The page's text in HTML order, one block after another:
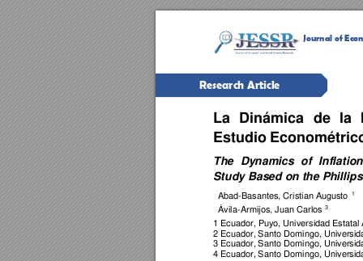
Journal of
La Dinámica de la
Estudio
The Dynamics of Inf
Study Based on the Philli
Abad-Basantes, Cristian Augusto 1
Ávila-Armijos, Juan Carlos 3
1 Ecuador, Puyo, Universidad
2 Ecuador, Santo Domingo,
3 Ecuador, Santo Domingo,
4 Ecuador, Santo Domingo,
Research Article